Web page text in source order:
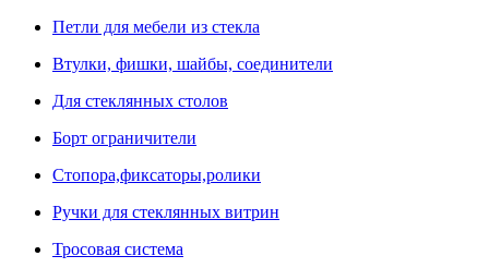
Петли для мебели из стекла
Втулки, фишки, шайбы, соединители
Для стеклянных столов
Борт ограничители
Стопора,фиксаторы,ролики
Ручки для стеклянных витрин
Тросовая система